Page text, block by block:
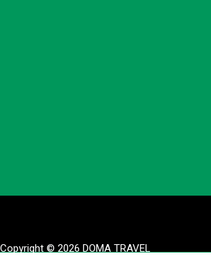
Copyright © 2026 DOMA TRAVEL